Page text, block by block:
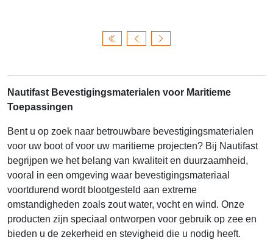
Nautifast Bevestigingsmaterialen voor Maritieme
Toepassingen
Bent u op zoek naar betrouwbare bevestigingsmaterialen
voor uw boot of voor uw maritieme projecten? Bij Nautifast
begrijpen we het belang van kwaliteit en duurzaamheid,
vooral in een omgeving waar bevestigingsmateriaal
voortdurend wordt blootgesteld aan extreme
omstandigheden zoals zout water, vocht en wind. Onze
producten zijn speciaal ontworpen voor gebruik op zee en
bieden u de zekerheid en stevigheid die u nodig heeft.